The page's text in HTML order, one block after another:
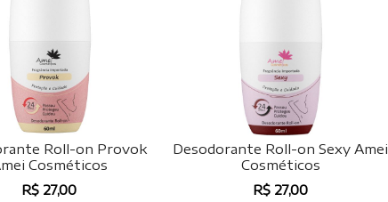
Roll-on Provok
Cosméticos
R$ 27,00
Desodorante Roll-on Sexy Amei
Cosméticos
R$ 27,00